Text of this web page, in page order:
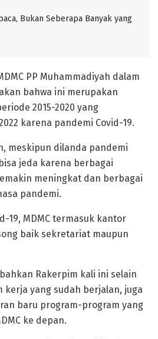
Bukan Seberapa Banyak yang
PP Muhammadiyah dalam
bahwa ini merupakan
2015-2020 yang
karena pandemi Covid-19.
meskipun dilanda pandemi
jeda karena berbagai
meningkat dan berbagai
pandemi.
19, MDMC termasuk kantor
baik sekretariat maupun
Rakerpim kali ini selain
kerja yang sudah berjalan, juga
baru program-program yang
ke depan.